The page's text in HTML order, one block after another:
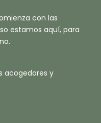
con las
estamos aquí, para
acogedores y